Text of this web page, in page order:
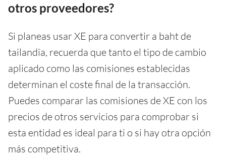
otros proveedores?
Si planeas usar XE para convertir a baht de
tailandia, recuerda que tanto el tipo de cambio
aplicado como las comisiones establecidas
determinan el coste final de la transacción.
Puedes comparar las comisiones de XE con los
precios de otros servicios para comprobar si
esta entidad es ideal para ti o si hay otra opción
más competitiva.